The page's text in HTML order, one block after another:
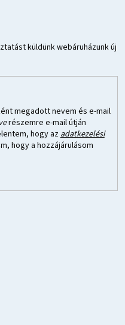
küldünk webáruházunk új
megadott nevem és e-mail
részemre e-mail útján
hogy az adatkezelési
hogy a hozzájárulásom